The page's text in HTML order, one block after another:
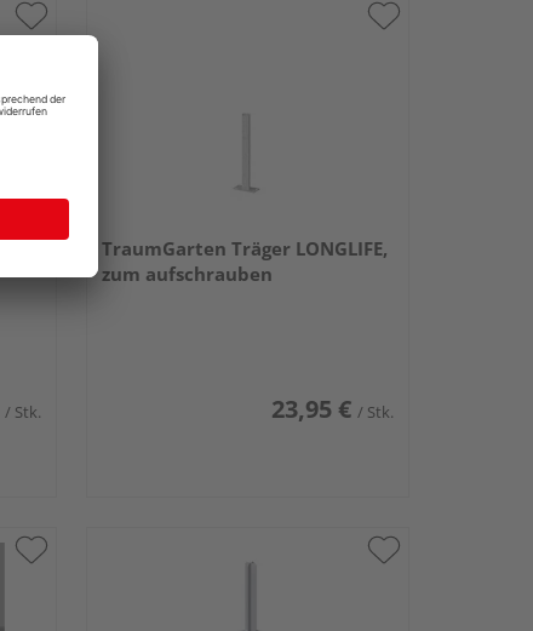
/ Stk.
TraumGarten Träger LONGLIFE,
zum aufschrauben
23,95 € / Stk.